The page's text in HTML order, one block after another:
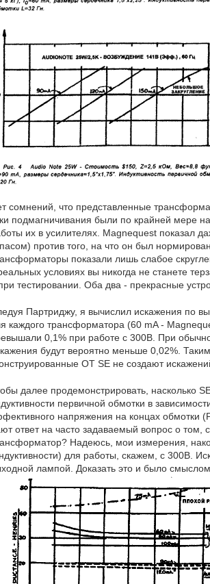
сомнений, что представленные
подмагничивания были по крайней мере
их в усилителях. Magnequest показал
против того, на что он был
показали лишь слабое
условиях вы никогда не станете
тестировании. Оба два - прекрасные
Партриджу, я вычислил искажения по
каждого трансформатора (60 mA -
0,1% при работе с 300В. При
будут вероятно меньше 0,02%.
ОТ SE не создают
далее продемонстрировать, насколько
первичной обмотки в
напряжения на концах обмотки
ответ на часто задаваемый вопрос о том,
Надеюсь, мои измерения,
для работы, скажем, с 300В.
лампой. Доказать это и было